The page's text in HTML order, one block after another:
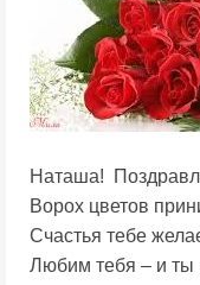
Наташа!
Ворох цветов
Счастья тебе
Любим тебя – и ты